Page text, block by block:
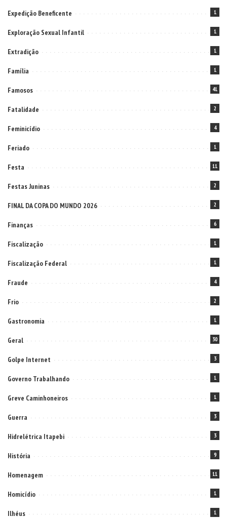
Expedição Beneficente 1
Exploração Sexual Infantil 1
Extradição 1
Família 1
Famosos 41
Fatalidade 2
Feminicídio 4
Feriado 1
Festa 11
Festas Juninas 2
FINAL DA COPA DO MUNDO 2026 2
Finanças 6
Fiscalização 1
Fiscalização Federal 1
Fraude 4
Frio 2
Gastronomia 1
Geral 30
Golpe Internet 3
Governo Trabalhando 1
Greve Caminhoneiros 1
Guerra 3
Hidrelétrica Itapebi 3
História 9
Homenagem 11
Homicídio 1
Ilhéus 1